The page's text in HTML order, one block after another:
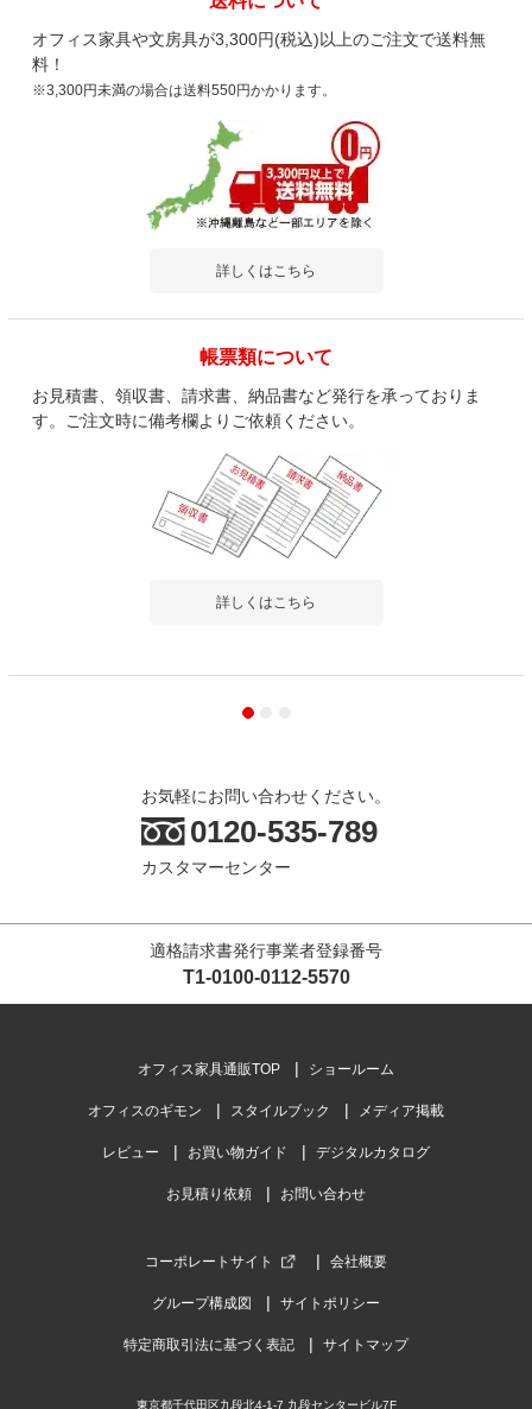
オフィス家具や文房具が3,300円(税込)以上のご注文で送料無
料！
※3,300円未満の場合は送料550円かかります。
詳しくはこちら
帳票類について
お見積書、領収書、請求書、納品書など発行を承っておりま
す。ご注文時に備考欄よりご依頼ください。
詳しくはこちら
お気軽にお問い合わせください。
0120-535-789
カスタマーセンター
適格請求書発行事業者登録番号
T1-0100-0112-5570
オフィス家具通販TOP ショールーム
オフィスのギモン スタイルブック メディア掲載
レビュー お買い物ガイド デジタルカタログ
お見積り依頼 お問い合わせ
コーポレートサイト 会社概要
グループ構成図 サイトポリシー
特定商取引法に基づく表記 サイトマップ
東京都千代田区九段北4-1-7 九段センタービル7F